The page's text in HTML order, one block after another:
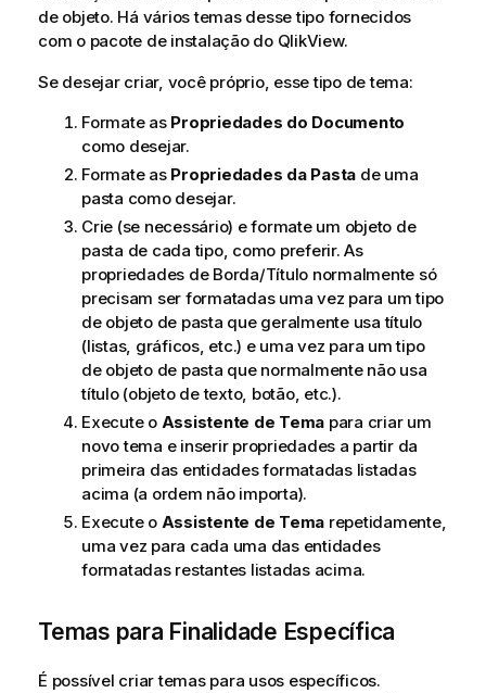
de objeto. Há vários temas desse tipo fornecidos
com o pacote de instalação do QlikView.
Se desejar criar, você próprio, esse tipo de tema:
Formate as Propriedades do Documento
como desejar.
Formate as Propriedades da Pasta de uma
pasta como desejar.
Crie (se necessário) e formate um objeto de
pasta de cada tipo, como preferir. As
propriedades de Borda/Título normalmente só
precisam ser formatadas uma vez para um tipo
de objeto de pasta que geralmente usa título
(listas, gráficos, etc.) e uma vez para um tipo
de objeto de pasta que normalmente não usa
título (objeto de texto, botão, etc.).
Execute o Assistente de Tema para criar um
novo tema e inserir propriedades a partir da
primeira das entidades formatadas listadas
acima (a ordem não importa).
Execute o Assistente de Tema repetidamente,
uma vez para cada uma das entidades
formatadas restantes listadas acima.
Temas para Finalidade Específica
É possível criar temas para usos específicos.